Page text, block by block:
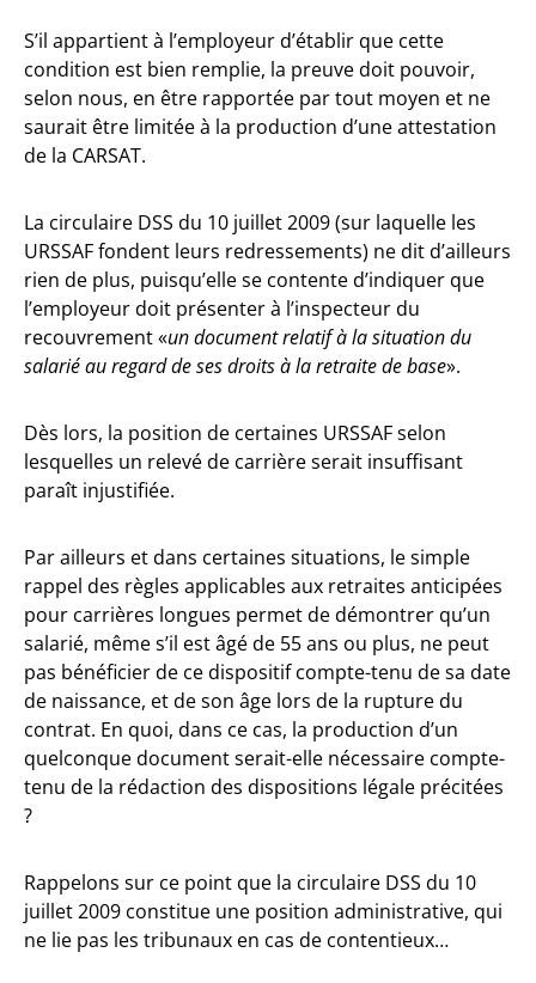
S’il appartient à l’employeur d’établir que cette
condition est bien remplie, la preuve doit pouvoir,
selon nous, en être rapportée par tout moyen et ne
saurait être limitée à la production d’une attestation
de la CARSAT.
La circulaire DSS du 10 juillet 2009 (sur laquelle les
URSSAF fondent leurs redressements) ne dit d’ailleurs
rien de plus, puisqu’elle se contente d’indiquer que
l’employeur doit présenter à l’inspecteur du
recouvrement «un document relatif à la situation du
salarié au regard de ses droits à la retraite de base».
Dès lors, la position de certaines URSSAF selon
lesquelles un relevé de carrière serait insuffisant
paraît injustifiée.
Par ailleurs et dans certaines situations, le simple
rappel des règles applicables aux retraites anticipées
pour carrières longues permet de démontrer qu’un
salarié, même s’il est âgé de 55 ans ou plus, ne peut
pas bénéficier de ce dispositif compte-tenu de sa date
de naissance, et de son âge lors de la rupture du
contrat. En quoi, dans ce cas, la production d’un
quelconque document serait-elle nécessaire compte-
tenu de la rédaction des dispositions légale précitées
?
Rappelons sur ce point que la circulaire DSS du 10
juillet 2009 constitue une position administrative, qui
ne lie pas les tribunaux en cas de contentieux…